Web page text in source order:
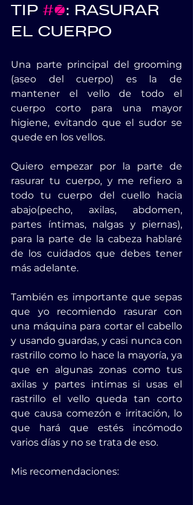
TIP #1: RASURAR
EL CUERPO
Una parte principal del grooming
(aseo del cuerpo) es la de
mantener el vello de todo el
cuerpo corto para una mayor
higiene, evitando que el sudor se
quede en los vellos.
Quiero empezar por la parte de
rasurar tu cuerpo, y me refiero a
todo tu cuerpo del cuello hacia
abajo(pecho, axilas, abdomen,
partes íntimas, nalgas y piernas),
para la parte de la cabeza hablaré
de los cuidados que debes tener
más adelante.
También es importante que sepas
que yo recomiendo rasurar con
una máquina para cortar el cabello
y usando guardas, y casi nunca con
rastrillo como lo hace la mayoría, ya
que en algunas zonas como tus
axilas y partes intimas si usas el
rastrillo el vello queda tan corto
que causa comezón e irritación, lo
que hará que estés incómodo
varios días y no se trata de eso.
Mis recomendaciones: